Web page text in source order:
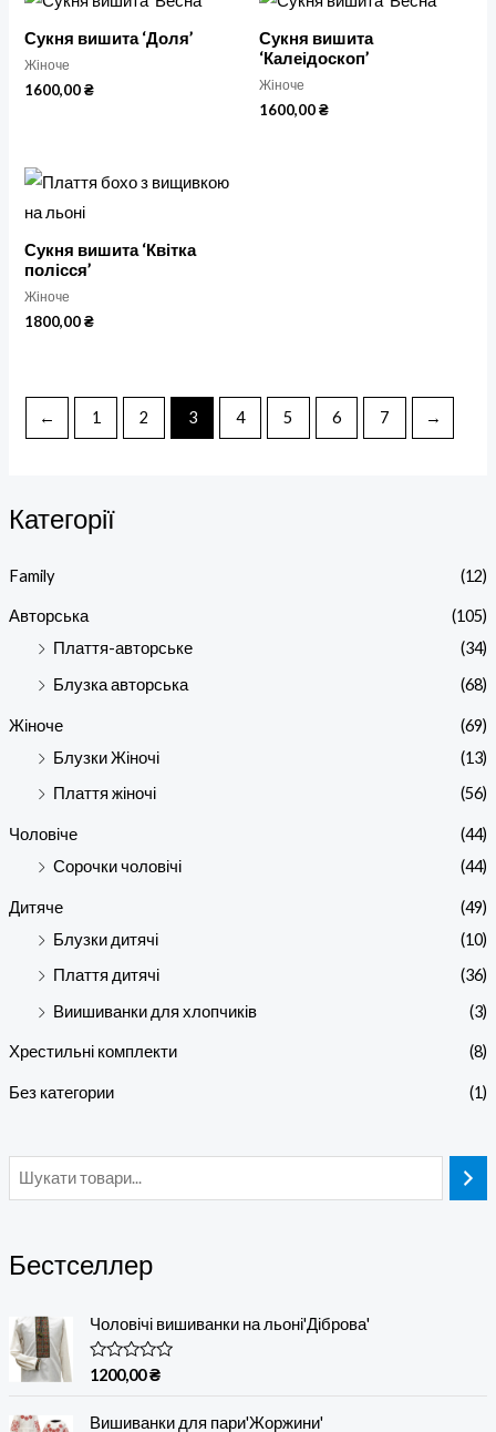
Категорії
Family (12)
Авторська
(105)
Плаття-авторське
(34)
Блузка авторська
(68)
Жіноче
(69)
Блузки Жіночі
(13)
Плаття жіночі
(56)
Чоловіче
(44)
Сорочки чоловічі
(44)
Дитяче
(49)
Блузки дитячі
(10)
Плаття дитячі
(36)
Виишиванки для хлопчиків
(3)
Хрестильні комплекти (8)
Без категории (1)
Бестселлер
Чоловічі вишиванки на льоні'Діброва'
О
н
1200,00₴
Вишиванки для пари'Жоржини'
Сукня вишита ‘Доля’
Жіноче
1600,00₴
Сукня вишита
‘Калеідоскоп’
Жіноче
1600,00₴
Сукня вишита ‘Квітка
полісся’
Жіноче
1800,00₴
← 1 2 3 4 5 6 7 →